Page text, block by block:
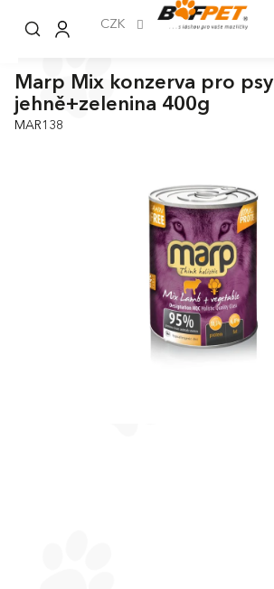
CZK
Marp Mix konzerva pro psy
jehně+zelenina 400g
MAR138